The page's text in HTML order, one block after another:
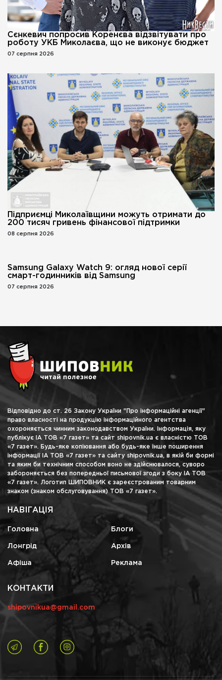
Сєнкевич попросив Коренєва відзвітувати про
роботу УКБ Миколаєва, що не виконує бюджет
07 серпня 2026
Підприємці Миколаївщини можуть отримати до
200 тисяч гривень фінансової підтримки
08 серпня 2026
Samsung Galaxy Watch 9: огляд нової серії
смарт-годинників від Samsung
07 серпня 2026
Відповідно до ст. 26 Закону України "Про інформаційні агенції"
право власності на продукцію інформаційного агентства
охороняється чинним законодавством України. Інформація, яку
публікує ІА ТОВ «7 газет» та сайт shipovnik.ua є власністю ТОВ
«7 газет». Будь-яке копіювання або будь-яке інше поширення
інформації ІА ТОВ «7 газет» та сайту shipovnik.ua, в якій би формі
та яким би технічним способом воно не здійснювалося, суворо
забороняється без попередньої письмової згоди з боку ІА ТОВ
«7 газет». Логотип ШИПОВНИК є зареєстрованим товарним
знаком (знаком обслуговування) ТОВ «7 газет».
НАВІГАЦІЯ
Головна Блоги
Лонгрід Архів
Афіша Реклама
КОНТАКТИ
shipovnikua@gmail.com